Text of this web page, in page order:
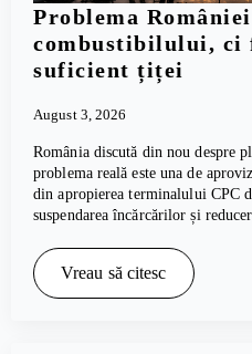
Problema
combustibilului, ci
suficient țiței
August 3, 2026
România discută din nou despre
problema reală este una de
din apropierea terminalului CPC
suspendarea încărcărilor și
Vreau să citesc